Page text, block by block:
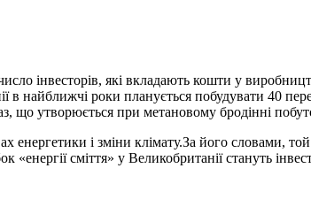
інвесторів, які вкладають кошти у
найближчі роки планується побудувати 40
що утворюється при метановому бродінні
енергетики і зміни клімату.За його словами,
сміття» у Великобританії стануть